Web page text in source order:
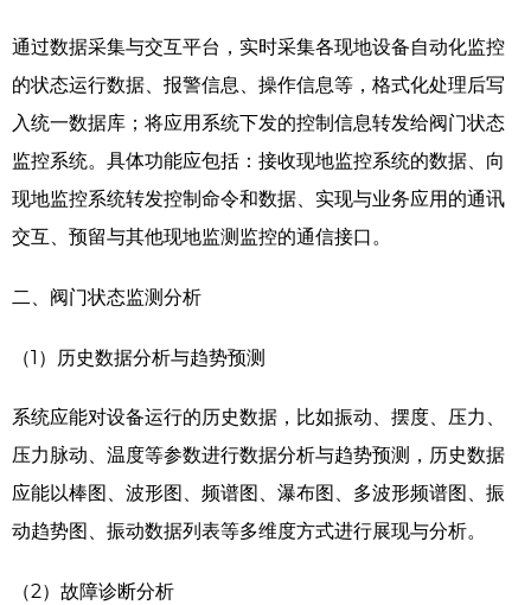
通过数据采集与交互平台，实时采集各现地设备自动化监控
的状态运行数据、报警信息、操作信息等，格式化处理后写
入统一数据库；将应用系统下发的控制信息转发给阀门状态
监控系统。具体功能应包括：接收现地监控系统的数据、向
现地监控系统转发控制命令和数据、实现与业务应用的通讯
交互、预留与其他现地监测监控的通信接口。
二、阀门状态监测分析
（1）历史数据分析与趋势预测
系统应能对设备运行的历史数据，比如振动、摆度、压力、
压力脉动、温度等参数进行数据分析与趋势预测，历史数据
应能以棒图、波形图、频谱图、瀑布图、多波形频谱图、振
动趋势图、振动数据列表等多维度方式进行展现与分析。
（2）故障诊断分析